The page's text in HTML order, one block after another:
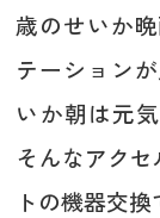
歳のせいか
テーション
いか朝は元
そんなアク
トの機器交